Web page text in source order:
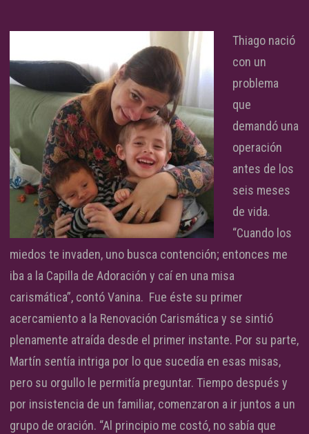
Thiago nació
con un
problema
que
demandó una
operación
antes de los
seis meses
de vida.
“Cuando los
miedos te invaden, uno busca contención; entonces me
iba a la Capilla de Adoración y caí en una misa
carismática”, contó Vanina. Fue éste su primer
acercamiento a la Renovación Carismática y se sintió
plenamente atraída desde el primer instante. Por su parte,
Martín sentía intriga por lo que sucedía en esas misas,
pero su orgullo le permitía preguntar. Tiempo después y
por insistencia de un familiar, comenzaron a ir juntos a un
grupo de oración. “Al principio me costó, no sabía que